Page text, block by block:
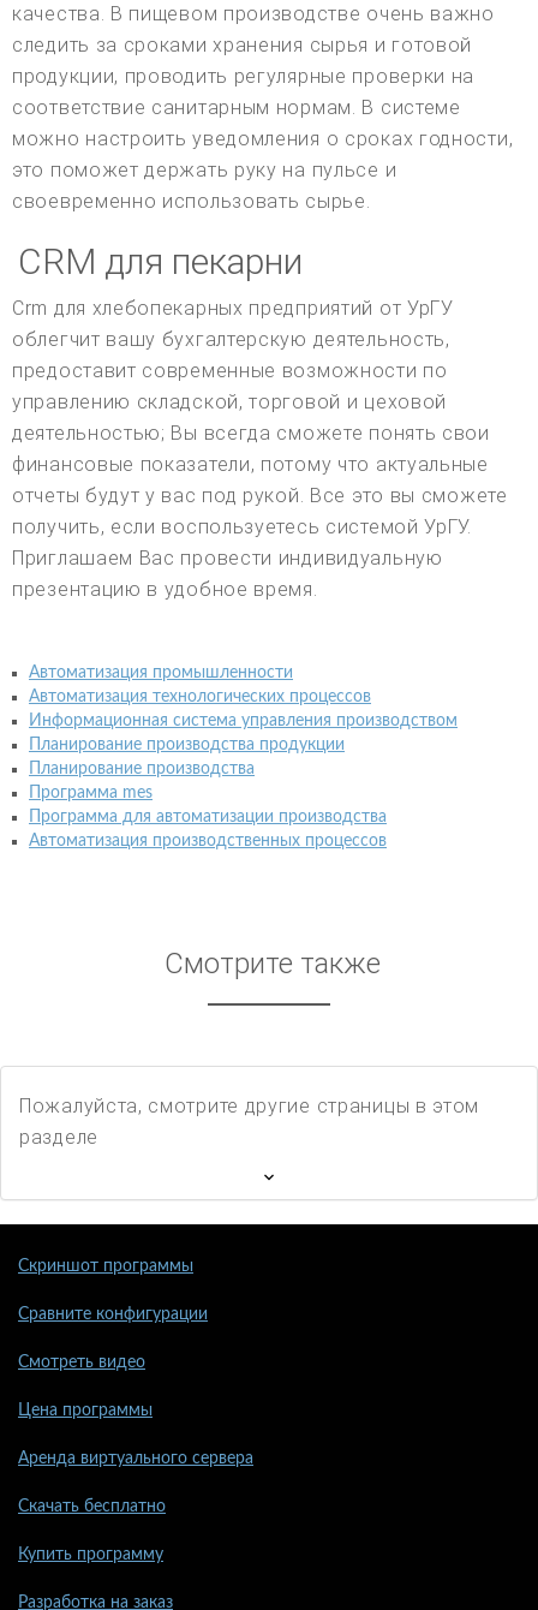
качества. В пищевом производстве очень важно
следить за сроками хранения сырья и готовой
продукции, проводить регулярные проверки на
соответствие санитарным нормам. В системе
можно настроить уведомления о сроках годности,
это поможет держать руку на пульсе и
своевременно использовать сырье.
CRM для пекарни
Crm для хлебопекарных предприятий от УрГУ
облегчит вашу бухгалтерскую деятельность,
предоставит современные возможности по
управлению складской, торговой и цеховой
деятельностью; Вы всегда сможете понять свои
финансовые показатели, потому что актуальные
отчеты будут у вас под рукой. Все это вы сможете
получить, если воспользуетесь системой УрГУ.
Приглашаем Вас провести индивидуальную
презентацию в удобное время.
Автоматизация промышленности
Автоматизация технологических процессов
Информационная система управления производством
Планирование производства продукции
Планирование производства
Программа mes
Программа для автоматизации производства
Автоматизация производственных процессов
Смотрите также
Пожалуйста, смотрите другие страницы в этом
разделе
Скриншот программы
Сравните конфигурации
Смотреть видео
Цена программы
Аренда виртуального сервера
Скачать бесплатно
Купить программу
Разработка на заказ